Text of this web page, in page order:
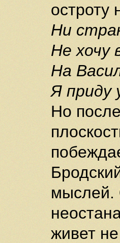
остроту
Ни
Не хочу
На
Я приду
Но
мыслей.
живет